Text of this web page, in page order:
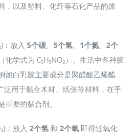
，以及塑料、化纤等石化产品的原
：放入 5个碳、 5个氢、 1个氮、 2个
化学式为 C₅H₅NO₂）。生活中各种胶
如白乳胶主要成分是聚醋酸乙烯酯
泛用于黏合木材、纸张等材料，在手
重要的黏合剂。
：放入 2个氢和 2个氧即得过氧化